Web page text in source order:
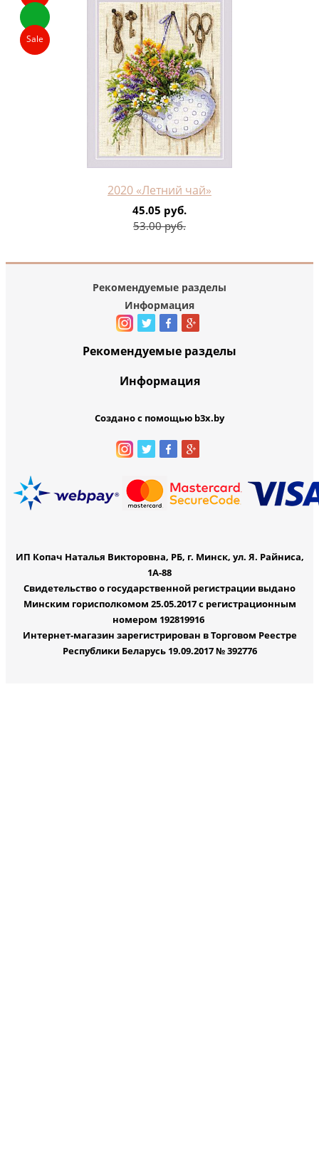
Sale
2020 «Летний чай»
45.05 руб.
53.00 руб.
Рекомендуемые разделы
Информация
Рекомендуемые разделы
Информация
Создано с помощью b3x.by
ИП Копач Наталья Викторовна, РБ, г. Минск, ул. Я. Райниса,
1А-88
Свидетельство о государственной регистрации выдано
Минским горисполкомом 25.05.2017 с регистрационным
номером 192819916
Интернет-магазин зарегистрирован в Торговом Реестре
Республики Беларусь 19.09.2017 № 392776